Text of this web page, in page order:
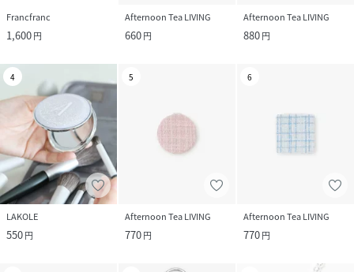
Francfranc
1,600円
Afternoon Tea LIVING
660円
Afternoon Tea LIVING
880円
4
LAKOLE
550円
5
Afternoon Tea LIVING
770円
6
Afternoon Tea LIVING
770円